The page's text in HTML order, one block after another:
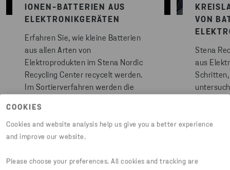
COOKIES
Cookies and website analysis help us give you a better experience
and improve our website.
Please choose your preferences. All cookies and tracking are
IONEN-BATTERIEN AUS
ELEKTRONIKGERÄTEN
Erfahren Sie, wie kleine Batterien
aus allen Arten von
Elektroprodukten im Stena Nordic
Recycling Center recycelt werden.
Im Sortierverfahren werden die
schließlich zu Ressourcen für neue
Batterien zu werden.
MEHR DAZU LESEN
VON
Stena
aus
MEHR